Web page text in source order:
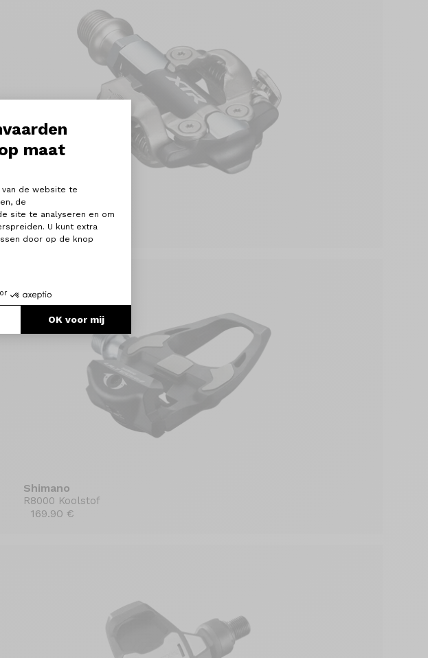
maat
Personaliseer uw opties
van de website te
de
site te analyseren en om
U kunt extra
door op de knop
OK voor mij
Shimano
XTR M9200 SPD
199.90 €
Shimano
R8000 Koolstof
169.90 €